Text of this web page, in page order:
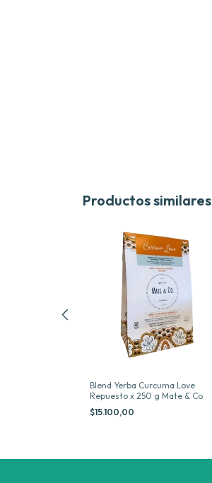
Productos similares
Blend Yerba Curcuma Love
Repuesto x 250 g Mate & Co
$15.100,00